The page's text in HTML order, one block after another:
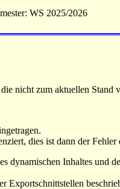
WS 2025/2026
nicht zum aktuellen Stand
dies ist dann der Fehler
dynamischen Inhaltes und
Exportschnittstellen